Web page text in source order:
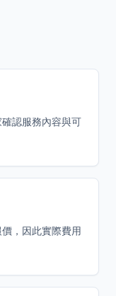
認服務內容與可
，因此實際費用